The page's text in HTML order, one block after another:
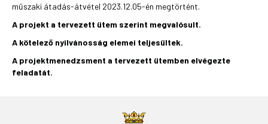
műszaki átadás-átvétel 2023.12.05-én megtörtént.
A projekt a tervezett ütem szerint megvalósult.
A kötelező nyilvánosság elemei teljesültek.
A projektmenedzsment a tervezett ütemben elvégezte
feladatát.